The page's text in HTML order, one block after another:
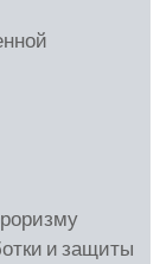
и защиты